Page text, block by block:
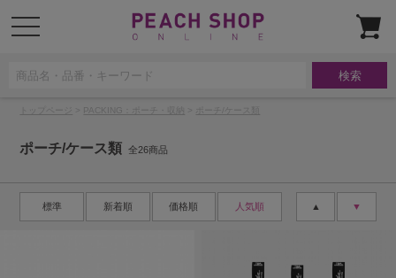
t
o
o
PACKING：ポーチ・収納
ポーチ/ケース類 全26商品
標準 新着順 価格順 人気順 ▼
▲